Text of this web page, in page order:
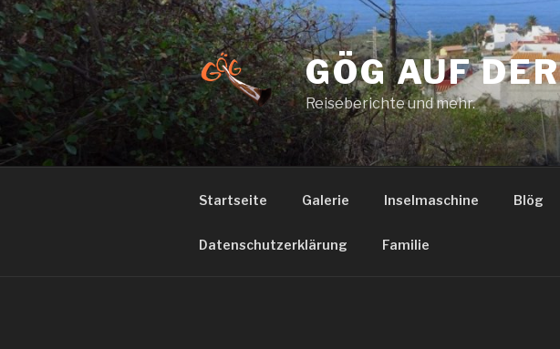
Zum
Inhalt
springen
GÖG AUF
Reiseberichte und mehr.
Startseite Galerie Inselmaschine Blög
Datenschutzerklärung Familie